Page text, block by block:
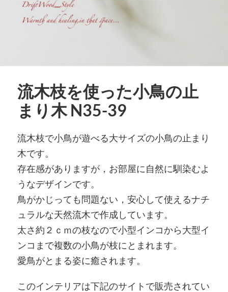
流木枝を使った小鳥の止
まり木 N35-39
流木枝で小鳥が遊べる大サイズの小鳥の止まり
木です。
存在感がありますが，お部屋に自然に馴染むよ
うなデザインです。
鳥がかじっても問題ない，安心して使えるナチ
ュラルな天然流木で作成しています。
太さ約２ｃｍの枝なので小型インコから大型イ
ンコまで複数の小鳥が枝にとまれます。
愛鳥がとまる姿に癒されます。
このインテリアは下記のサイトで販売されてい